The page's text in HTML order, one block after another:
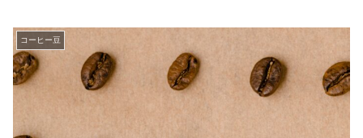
コーヒー豆